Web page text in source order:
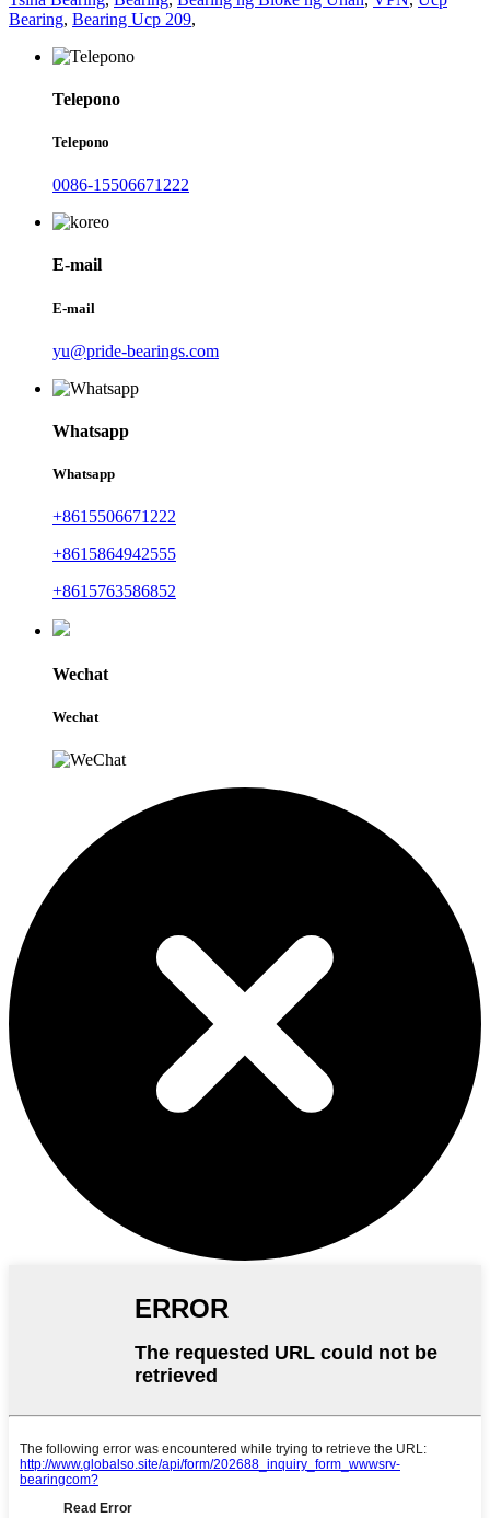
Bearing, Bearing Ucp 209,
Telepono
Telepono
0086-15506671222
E-mail
E-mail
yu@pride-bearings.com
Whatsapp
Whatsapp
+8615506671222
+8615864942555
+8615763586852
Wechat
Wechat